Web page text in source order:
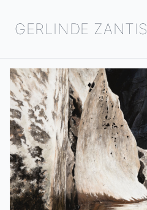
GERLINDE ZANTIS